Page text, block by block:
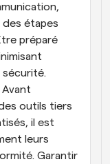
étapes
préparé
Avant
outils tiers
il est
leurs
Garantir